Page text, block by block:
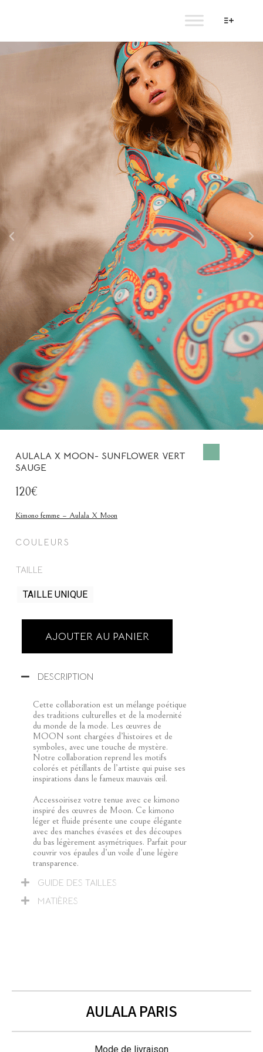
AULALA X MOON- SUNFLOWER VERT
SAUGE
120€
Kimono femme – Aulala X Moon
COULEURS
TAILLE
TAILLE UNIQUE
AJOUTER AU PANIER
DESCRIPTION
Cette collaboration est un mélange poétique
des traditions culturelles et de la modernité
du monde de la mode. Les œuvres de
MOON sont chargées d’histoires et de
symboles, avec une touche de mystère.
Notre collaboration reprend les motifs
colorés et pétillants de l’artiste qui puise ses
inspirations dans le fameux mauvais œil.
Accessoirisez votre tenue avec ce kimono
inspiré des œuvres de Moon. Ce kimono
léger et fluide présente une coupe élégante
avec des manches évasées et des découpes
du bas légèrement asymétriques. Parfait pour
couvrir vos épaules d’un voile d’une légère
transparence.
GUIDE DES TAILLES
MATIÈRES
AULALA PARIS
Mode de livraison